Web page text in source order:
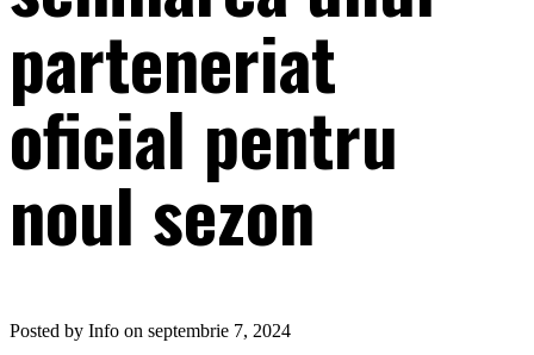
parteneriat
oficial pentru
noul sezon
Posted by Info on septembrie 7, 2024